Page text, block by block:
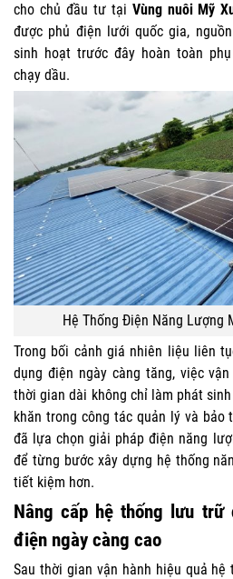
cho chủ đầu tư tại Vùng nuôi Mỹ
được phủ điện lưới quốc gia,
sinh hoạt trước đây hoàn toàn
chạy dầu.
Hệ Thống Điện Năng Lượng
Trong bối cảnh giá nhiên liệu liên
dụng điện ngày càng tăng, việc
thời gian dài không chỉ làm phát
khăn trong công tác quản lý và bảo
đã lựa chọn giải pháp điện năng
để từng bước xây dựng hệ thống
tiết kiệm hơn.
Nâng cấp hệ thống lưu
điện ngày càng cao
Sau thời gian vận hành hiệu quả